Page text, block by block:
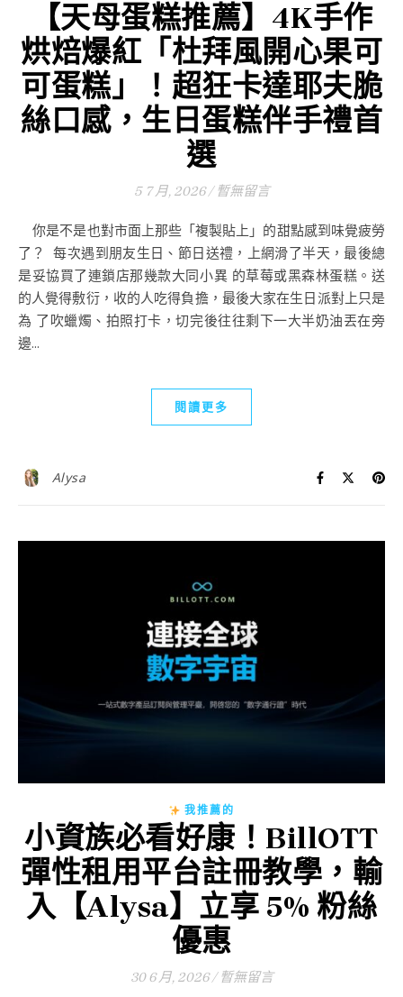
【天母蛋糕推薦】4K手作
烘焙爆紅「杜拜風開心果可
可蛋糕」！超狂卡達耶夫脆
絲口感，生日蛋糕伴手禮首
選
5 7 月, 2026 / 暫無留言
你是不是也對市面上那些「複製貼上」的甜點感到味覺疲勞
了？ 每次遇到朋友生日、節日送禮，上網滑了半天，最後總
是妥協買了連鎖店那幾款大同小異 的草莓或黑森林蛋糕。送
的人覺得敷衍，收的人吃得負擔，最後大家在生日派對上只是
為 了吹蠟燭、拍照打卡，切完後往往剩下一大半奶油丟在旁
邊...
閱讀更多
Alysa
我推薦的
小資族必看好康！BillOTT
彈性租用平台註冊教學，輸
入【Alysa】立享 5% 粉絲
優惠
30 6 月, 2026 / 暫無留言